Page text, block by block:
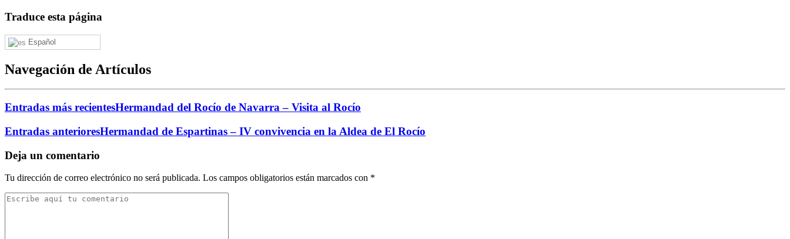
Traduce esta página
Español
Navegación de Artículos
Entradas más recientesHermandad del Rocío de Navarra – Visita al Rocío
Entradas anterioresHermandad de Espartinas – IV convivencia en la Aldea de El Rocío
Deja un comentario
Tu dirección de correo electrónico no será publicada. Los campos obligatorios están marcados con *